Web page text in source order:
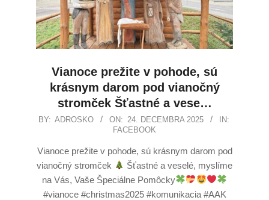
Vianoce prežite v pohode, sú
krásnym darom pod vianočný
stromček Šťastné a vese…
BY: ADROSKO ON: 24. DECEMBRA 2025
IN:
FACEBOOK
Vianoce prežite v pohode, sú krásnym darom pod
vianočný stromček
Šťastné a veselé, myslíme
na Vás, Vaše Špeciálne Pomôcky
#vianoce #christmas2025 #komunikacia #AAK